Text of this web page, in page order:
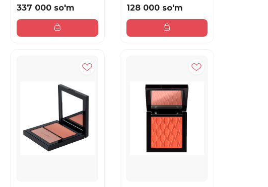
337 000 so'm 128 000 so'm